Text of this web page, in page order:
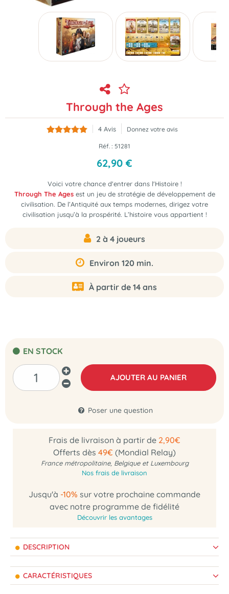
Through the Ages
4 Avis Donnez votre avis
Réf. : 51281
62,90 €
Voici votre chance d'entrer dans l'Histoire !
Through The Agesest un jeu de stratégie de développement de
civilisation. De l’Antiquité aux temps modernes, dirigez votre
civilisation jusqu’à la prospérité. L’histoire vous appartient !
2 à 4 joueurs
Environ 120 min.
À partir de 14 ans
EN STOCK
AJOUTER AU PANIER
Poser une question
Frais de livraison à partir de 2,90€
Offerts dès 49€ (Mondial Relay)
France métropolitaine, Belgique et Luxembourg
Nos frais de livraison
Jusqu'à -10% sur votre prochaine commande
avec notre programme de fidélité
Découvrir les avantages
DESCRIPTION
CARACTÉRISTIQUES